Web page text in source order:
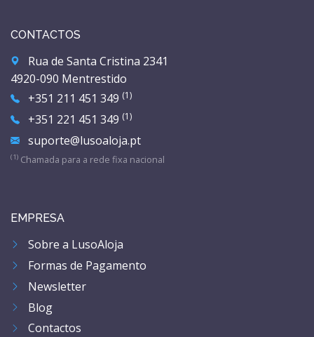
CONTACTOS
Rua de Santa Cristina 2341
4920-090 Mentrestido
+351 211 451 349 (1)
+351 221 451 349 (1)
suporte@lusoaloja.pt
(1) Chamada para a rede fixa nacional
EMPRESA
Sobre a LusoAloja
Formas de Pagamento
Newsletter
Blog
Contactos